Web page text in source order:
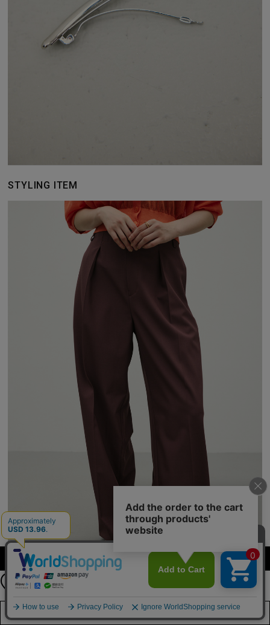
カラーを選択する（フリーサイズ）
店舗在庫を見る
STYLING ITEM
バックタックワイドパンツ
【期間限定】
新規会員登録キャンペーン開催！
8月31日（月）23：59まで
詳しくは
こちら